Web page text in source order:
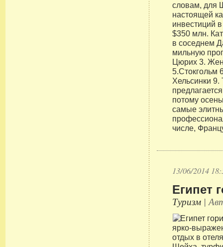
словам, для
настоящей
инвестиций в
$350 млн.
в соседнем
мильную
Цюрих 3.
5.Стокгольм
Хельсинки 9.
потому
самые
числе,
13/06/2014
Египет
Туризм |
ярко-
отдых в